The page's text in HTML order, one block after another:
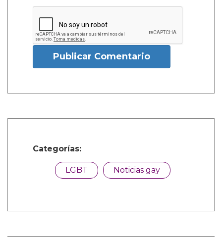
Publicar Comentario
Categorías:
LGBT Noticias gay